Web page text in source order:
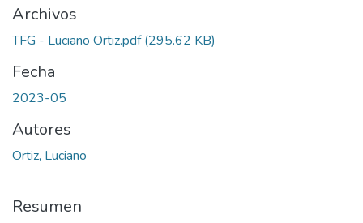
Archivos
TFG - Luciano Ortiz.pdf(295.62 KB)
Fecha
2023-05
Autores
Ortiz, Luciano
Resumen